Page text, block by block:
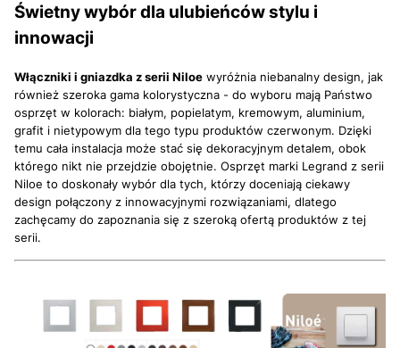
Świetny wybór dla ulubieńców stylu i
innowacji
Włączniki i gniazdka z serii Niloe wyróżnia niebanalny design, jak
również szeroka gama kolorystyczna - do wyboru mają Państwo
osprzęt w kolorach: białym, popielatym, kremowym, aluminium,
grafit i nietypowym dla tego typu produktów czerwonym. Dzięki
temu cała instalacja może stać się dekoracyjnym detalem, obok
którego nikt nie przejdzie obojętnie. Osprzęt marki Legrand z serii
Niloe to doskonały wybór dla tych, którzy doceniają ciekawy
design połączony z innowacyjnymi rozwiązaniami, dlatego
zachęcamy do zapoznania się z szeroką ofertą produktów z tej
serii.